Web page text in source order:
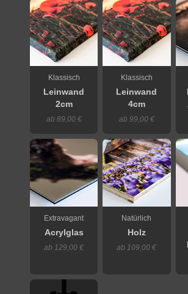
Klassisch
Leinwand
2cm
ab 89,00 €
Klassisch
Leinwand
4cm
ab 99,00 €
Extravagant
Acrylglas
ab 129,00 €
Natürlich
Holz
ab 109,00 €